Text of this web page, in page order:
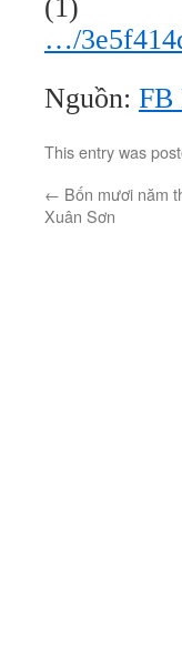
…/
Nguồn: FB
This entry was
← Bốn mươi năm
Xuân Sơn